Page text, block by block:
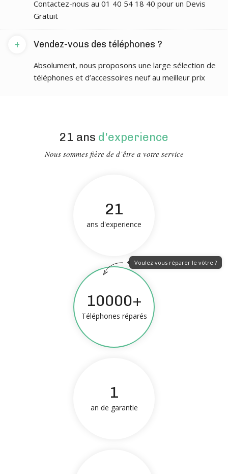
Contactez-nous au 01 40 54 18 40 pour un Devis
Gratuit
Vendez-vous des téléphones ?
+
Absolument, nous proposons une large sélection de
téléphones et d’accessoires neuf au meilleur prix
21 ans d'experience
Nous sommes fière de d’être a votre service
21
ans d'experience
10000+
Téléphones réparés
Voulez vous réparer le vôtre ?
1
an de garantie